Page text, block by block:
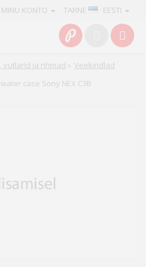
TARNE · EESTI
MINU KONTO
vutlarid ja rihmad » Veekindlad
case Sony NEX C3B